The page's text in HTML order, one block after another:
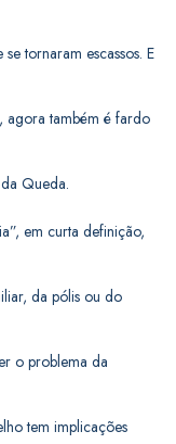
tornaram escassos. E
agora também é fardo
Queda.
em curta definição,
da pólis ou do
o problema da
tem implicações